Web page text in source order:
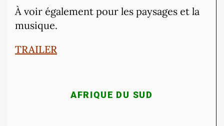
À voir également pour les paysages et la
musique.
TRAILER
AFRIQUE DU SUD